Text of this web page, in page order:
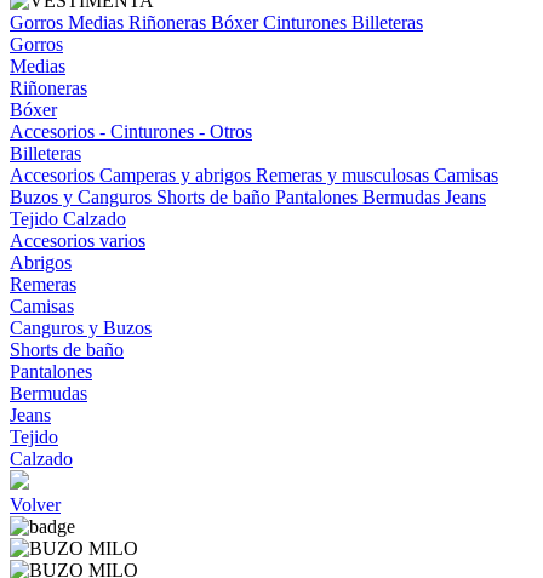
Gorros Medias Riñoneras BóxerCinturones Billeteras
Gorros
Medias
Riñoneras
Bóxer
Accesorios - Cinturones - Otros
Billeteras
Accesorios Camperas y abrigos Remeras y musculosas Camisas
Buzos y Canguros Shorts de baño Pantalones Bermudas Jeans
Tejido Calzado
Accesorios varios
Abrigos
Remeras
Camisas
Canguros y Buzos
Shorts de baño
Pantalones
Bermudas
Jeans
Tejido
Calzado
Volver